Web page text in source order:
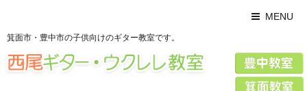
MENU
箕面市・豊中市の子供向けのギター教室です。